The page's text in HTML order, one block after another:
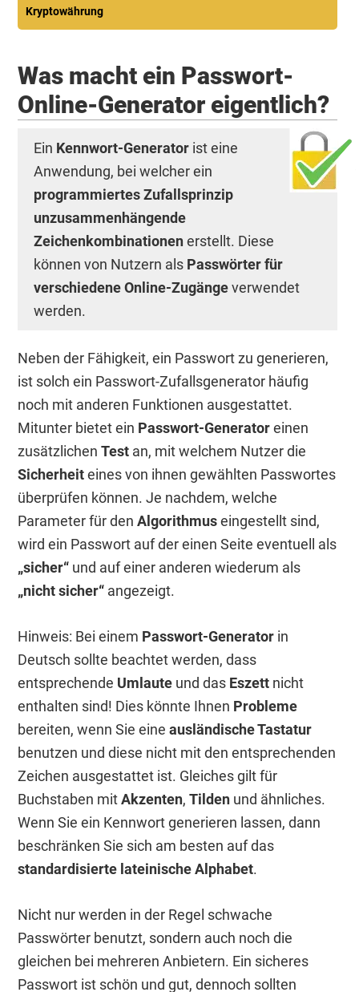
Kryptowährung
Was macht ein Passwort-
Online-Generator eigentlich?
Ein Kennwort-Generator ist eine
Anwendung, bei welcher ein
programmiertes Zufallsprinzip
unzusammenhängende
Zeichenkombinationenerstellt. Diese
können von Nutzern als Passwörter für
verschiedene Online-Zugängeverwendet
werden.
Neben der Fähigkeit, ein Passwort zu generieren,
ist solch ein Passwort-Zufallsgenerator häufig
noch mit anderen Funktionen ausgestattet.
Mitunter bietet ein Passwort-Generatoreinen
zusätzlichenTest an, mit welchem Nutzer die
Sicherheiteines von ihnen gewählten Passwortes
überprüfen können. Je nachdem, welche
Parameter für denAlgorithmuseingestellt sind,
wird ein Passwort auf der einen Seite eventuell als
„sicher“ und auf einer anderen wiederum als
„nicht sicher“ angezeigt.
Hinweis: Bei einem Passwort-Generator in
Deutsch sollte beachtet werden, dass
entsprechende Umlaute und das Eszett nicht
enthalten sind! Dies könnte Ihnen Probleme
bereiten, wenn Sie eineausländische Tastatur
benutzen und diese nicht mit den entsprechenden
Zeichen ausgestattet ist. Gleiches gilt für
Buchstaben mitAkzenten,Tilden und ähnliches.
Wenn Sie ein Kennwort generieren lassen, dann
beschränken Sie sich am besten auf das
standardisierte lateinische Alphabet.
Nicht nur werden in der Regel schwache
Passwörter benutzt, sondern auch noch die
gleichen bei mehreren Anbietern. Ein sicheres
Passwort ist schön und gut, dennoch sollten